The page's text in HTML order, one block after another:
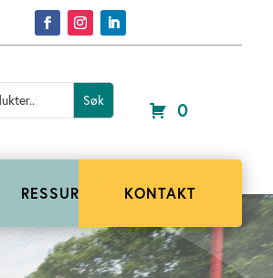
0
RESSURSER KONTAKT